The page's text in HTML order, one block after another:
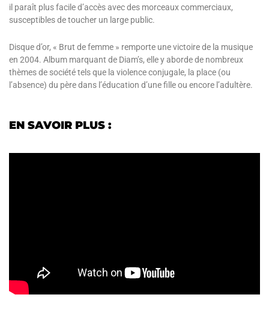
il paraît plus facile d’accès avec des morceaux commerciaux,
susceptibles de toucher un large public.
Disque d’or, « Brut de femme » remporte une victoire de la musique
en 2004. Album marquant de Diam’s, elle y aborde de nombreux
thèmes de société tels que la violence conjugale, la place (ou
l’absence) du père dans l’éducation d’une fille ou encore l’adultère.
EN SAVOIR PLUS :